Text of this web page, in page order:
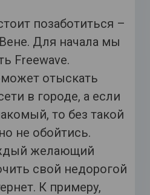
позаботиться –
Для начала мы
Freewave.
отыскать
в городе, а если
то без такой
не обойтись.
желающий
свой недорогой
К примеру,